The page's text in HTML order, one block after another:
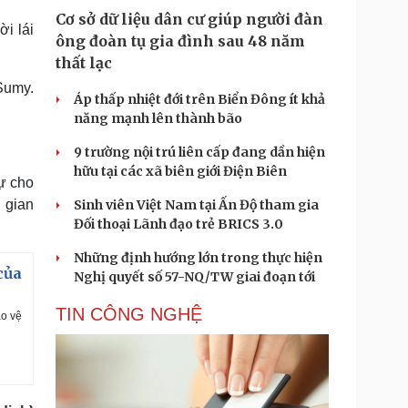
lái
cho
gian
vệ
Cơ sở dữ liệu dân cư giúp người đàn
ông đoàn tụ gia đình sau 48 năm
thất lạc
Áp thấp nhiệt đới trên Biển Đông ít khả
năng mạnh lên thành bão
9 trường nội trú liên cấp đang dần hiện
hữu tại các xã biên giới Điện Biên
Sinh viên Việt Nam tại Ấn Độ tham gia
Đối thoại Lãnh đạo trẻ BRICS 3.0
Những định hướng lớn trong thực hiện
Nghị quyết số 57-NQ/TW giai đoạn tới
TIN CÔNG NGHỆ